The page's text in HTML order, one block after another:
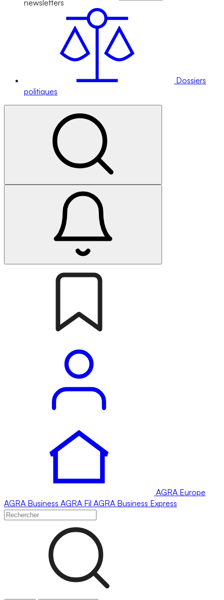
newsletters
Dossiers
politiques
AGRA Europe
AGRA Business AGRA Fil AGRA Business Express